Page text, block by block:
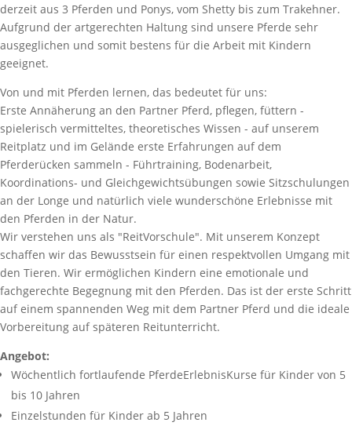
derzeit aus 3 Pferden und Ponys, vom Shetty bis zum Trakehner.
Aufgrund der artgerechten Haltung sind unsere Pferde sehr
ausgeglichen und somit bestens für die Arbeit mit Kindern
geeignet.
Von und mit Pferden lernen, das bedeutet für uns:
Erste Annäherung an den Partner Pferd, pflegen, füttern -
spielerisch vermitteltes, theoretisches Wissen - auf unserem
Reitplatz und im Gelände erste Erfahrungen auf dem
Pferderücken sammeln - Führtraining, Bodenarbeit,
Koordinations- und Gleichgewichtsübungen sowie Sitzschulungen
an der Longe und natürlich viele wunderschöne Erlebnisse mit
den Pferden in der Natur.
Wir verstehen uns als "ReitVorschule". Mit unserem Konzept
schaffen wir das Bewusstsein für einen respektvollen Umgang mit
den Tieren. Wir ermöglichen Kindern eine emotionale und
fachgerechte Begegnung mit den Pferden. Das ist der erste Schritt
auf einem spannenden Weg mit dem Partner Pferd und die ideale
Vorbereitung auf späteren Reitunterricht.
Angebot:
Wöchentlich fortlaufende PferdeErlebnisKurse für Kinder von 5
bis 10 Jahren
Einzelstunden für Kinder ab 5 Jahren